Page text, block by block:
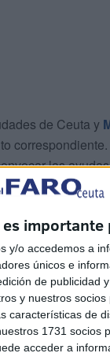
y/o accedemos a
únicos e
de publicidad
y nuestros
características de
1731 socios
acceder a
de Ceuta y
las
todas las
cuantía
relativa al